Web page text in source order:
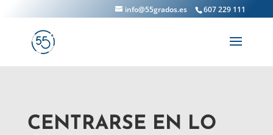
607 229 111
info@55grados.es
CENTRARSE EN LO